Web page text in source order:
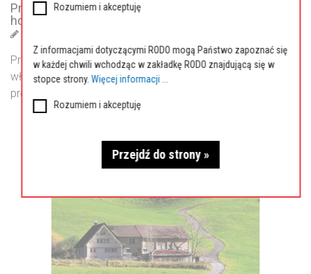
Przykłady adaptacji budynków gospodarskich do
hodowli bydła – na co zwrócić uwagę. cz. 2
Przez mikroklimat w budynku inwentarskim rozumie się
właściwości powietrza: jego temperaturę, wilgotność,
prędkość przepływu, zanieczyszczenie…
Rozumiem i akceptuję
Z informacjami dotyczącymi RODO mogą Państwo zapoznać się
w każdej chwili wchodząc w zakładkę RODO znajdującą się w
stopce strony. Więcej informacji ...
Rozumiem i akceptuję
Przejdź do strony »